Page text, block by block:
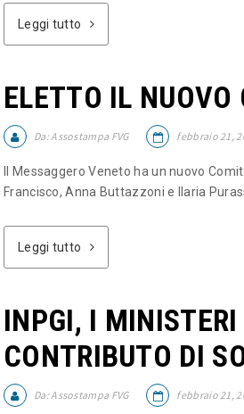
Leggi tutto
ELETTO IL NUOVO
Da:Assostampa FVG febbraio 21,
Il Messaggero Veneto ha un nuovo
Francisco, Anna Buttazzoni e Ilaria
Leggi tutto
INPGI, I
CONTRIBUTO DI
Da:Assostampa FVG febbraio 21,